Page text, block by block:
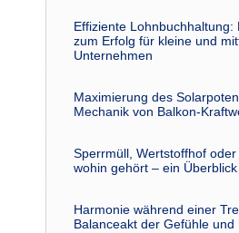
Effiziente Lohnbuchhaltung:
zum Erfolg für kleine und
Unternehmen
Maximierung des
Mechanik von Balkon-
Sperrmüll, Wertstoffhof oder
wohin gehört – ein Überblick
Harmonie während einer
Balanceakt der Gefühle und